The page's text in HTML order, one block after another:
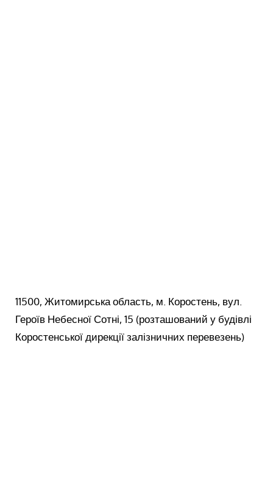
11500, Житомирська область, м. Коростень, вул.
Героїв Небесної Сотні, 15 (розташований у будівлі
Коростенської дирекції залізничних перевезень)